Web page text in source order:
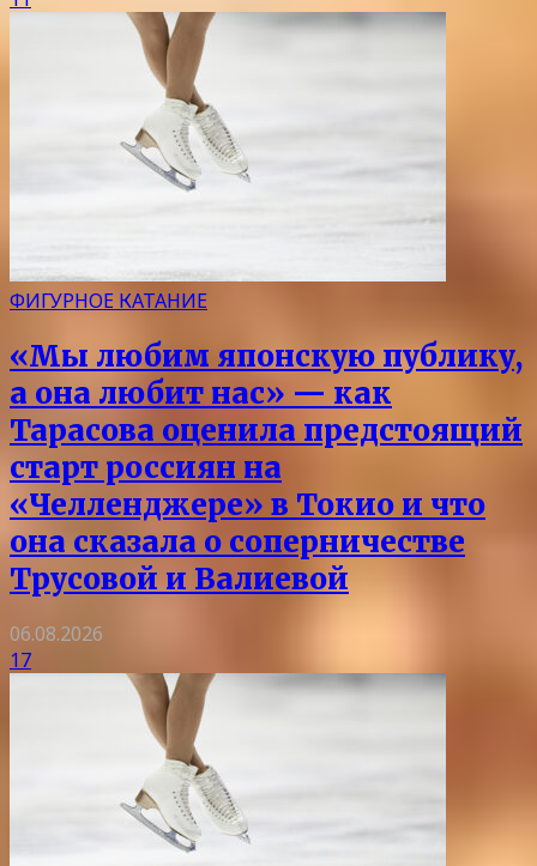
ФИГУРНОЕ КАТАНИЕ
«Мы любим японскую публику,
а она любит нас» — как
Тарасова оценила предстоящий
старт россиян на
«Челленджере» в Токио и что
она сказала о соперничестве
Трусовой и Валиевой
06.08.2026
17